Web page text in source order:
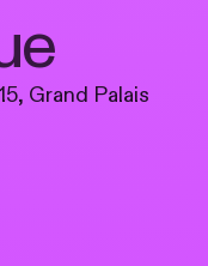
Grand Palais